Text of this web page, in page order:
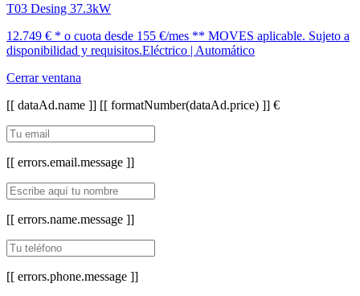
T03 Desing 37.3kW
12.749 € * o cuota desde 155 €/mes ** MOVES aplicable. Sujeto a
disponibilidad y requisitos.Eléctrico | Automático
Cerrar ventana
[[ dataAd.name ]] [[ formatNumber(dataAd.price) ]] €
[[ errors.email.message ]]
[[ errors.name.message ]]
[[ errors.phone.message ]]